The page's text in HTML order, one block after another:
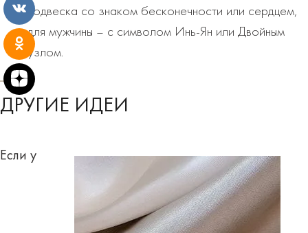
подвеска со знаком бесконечности или сердцем,
для мужчины – с символом Инь-Ян или Двойным
узлом.
ДРУГИЕ ИДЕИ
Если у